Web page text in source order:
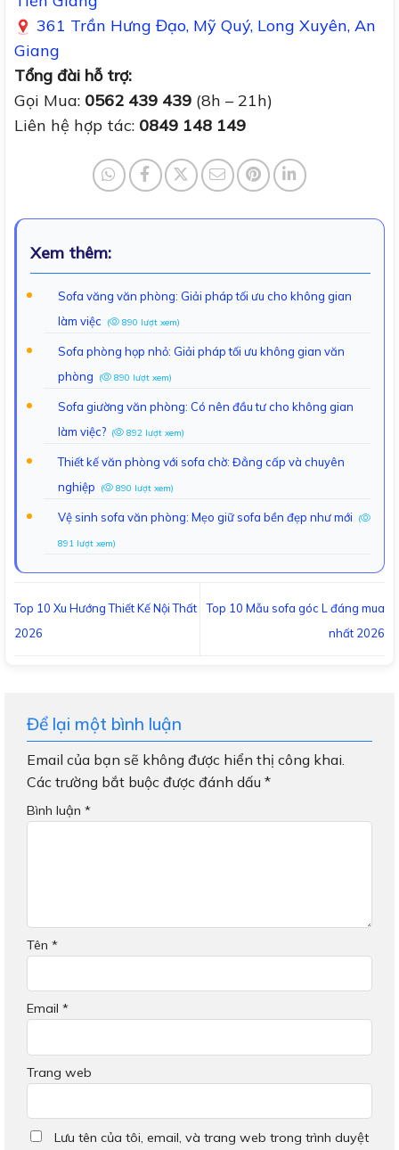
361 Trần Hưng Đạo, Mỹ Quý, Long Xuyên, An
Giang
Tổng đài hỗ trợ:
Gọi Mua: 0562 439 439 (8h – 21h)
Liên hệ hợp tác: 0849 148 149
Xem thêm:
Sofa văng văn phòng: Giải pháp tối ưu cho không gian
làm việc
( 890 lượt xem)
Sofa phòng họp nhỏ: Giải pháp tối ưu không gian văn
phòng
( 890 lượt xem)
Sofa giường văn phòng: Có nên đầu tư cho không gian
làm việc? ( 892 lượt xem)
Thiết kế văn phòng với sofa chờ: Đẳng cấp và chuyên
nghiệp
( 890 lượt xem)
Vệ sinh sofa văn phòng: Mẹo giữ sofa bền đẹp như mới (
891 lượt xem)
Top 10 Xu Hướng Thiết Kế Nội Thất
2026
Top 10 Mẫu sofa góc L đáng mua
nhất 2026
Để lại một bình luận
Email của bạn sẽ không được hiển thị công khai.
Các trường bắt buộc được đánh dấu *
Bình luận *
Tên *
Email *
Trang web
Lưu tên của tôi, email, và trang web trong trình duyệt